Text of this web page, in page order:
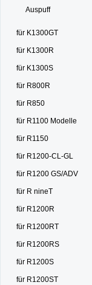
Auspuff
für K1300GT
für K1300R
für K1300S
für R800R
für R850
für R1100 Modelle
für R1150
für R1200-CL-GL
für R1200 GS/ADV
für R nineT
für R1200R
für R1200RT
für R1200RS
für R1200S
für R1200ST